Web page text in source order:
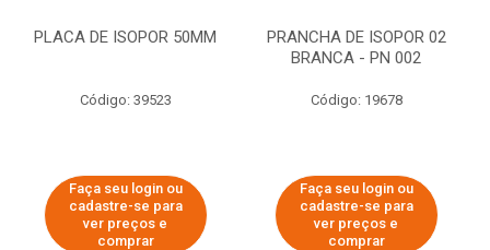
PLACA DE ISOPOR 50MM
Código: 39523
Faça seu login ou
cadastre-se para
ver preços e
comprar
PRANCHA DE ISOPOR 02
BRANCA - PN 002
Código: 19678
Faça seu login ou
cadastre-se para
ver preços e
comprar